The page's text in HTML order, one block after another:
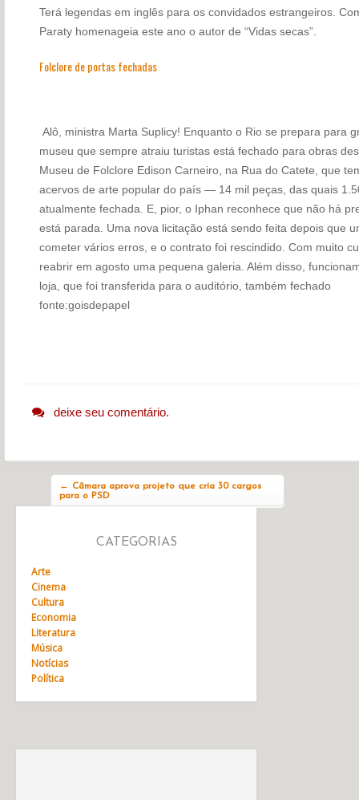
Terá legendas em inglês para os convidados estrangeiros.
Paraty homenageia este ano o autor de “Vidas secas”.
Folclore de portas fechadas
Alô, ministra Marta Suplicy! Enquanto o Rio se prepara para
museu que sempre atraiu turistas está fechado para obras
Museu de Folclore Edison Carneiro, na Rua do Catete, que
acervos de arte popular do país — 14 mil peças, das quais
atualmente fechada. E, pior, o Iphan reconhece que não há
está parada. Uma nova licitação está sendo feita depois que
cometer vários erros, e o contrato foi rescindido. Com muito
reabrir em agosto uma pequena galeria. Além disso,
loja, que foi transferida para o auditório, também fechado
fonte:goisdepapel
deixe seu comentário.
← Câmara aprova projeto que cria 30 cargos
para o PSD
CATEGORIAS
Arte
Cinema
Cultura
Economia
Literatura
Música
Notícias
Política